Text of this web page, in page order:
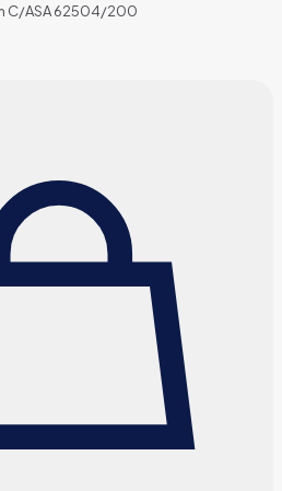
C/ASA 62504/200